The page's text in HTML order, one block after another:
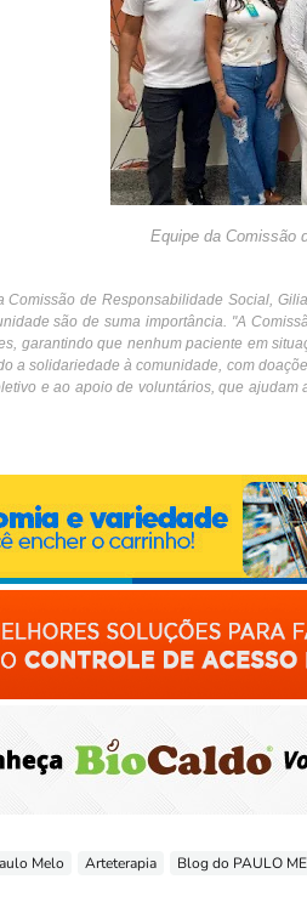
Equipe da Comissão
Comissão de Responsabilidade Social,
são de suma importância. "A
garantindo que nenhum paciente em
a solidariedade à comunidade, com
e ao apoio de voluntários, que
Melo Arteterapia
Blog do PAULO